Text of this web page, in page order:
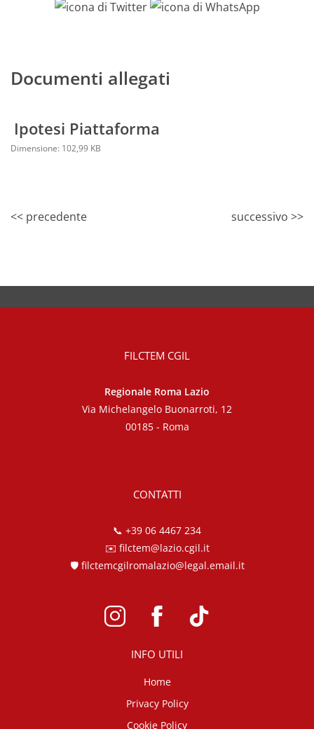
Documenti allegati
Ipotesi Piattaforma
Dimensione: 102,99 KB
<< precedente successivo >>
FILCTEM CGIL
Regionale Roma Lazio
Via Michelangelo Buonarroti, 12
00185 - Roma
CONTATTI
📞 +39 06 4467 234
✉️ filctem@lazio.cgil.it
🛡️ filctemcgilromalazio@legal.email.it
INFO UTILI
Home
Privacy Policy
Cookie Policy